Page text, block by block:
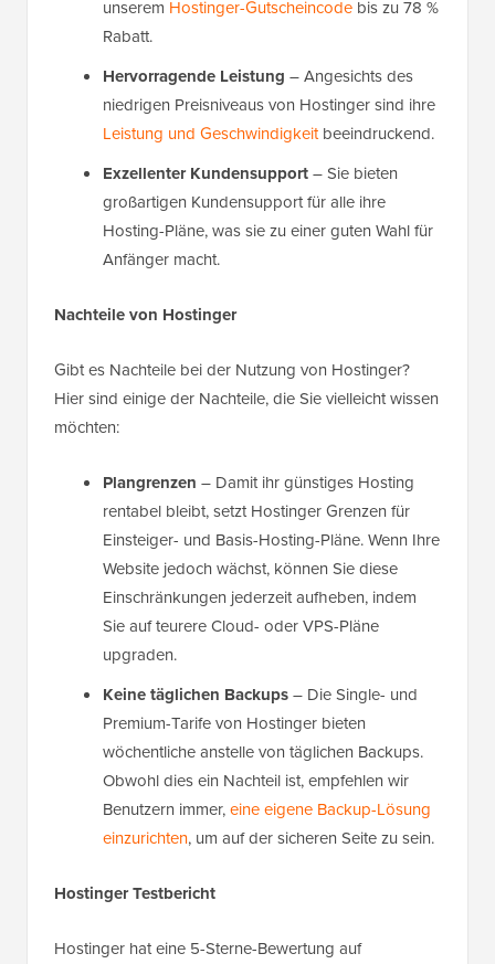
unserem Hostinger-Gutscheincode bis zu 78 %
Rabatt.
Hervorragende Leistung – Angesichts des
niedrigen Preisniveaus von Hostinger sind ihre
Leistung und Geschwindigkeitbeeindruckend.
Exzellenter Kundensupport– Sie bieten
großartigen Kundensupport für alle ihre
Hosting-Pläne, was sie zu einer guten Wahl für
Anfänger macht.
Nachteile von Hostinger
Gibt es Nachteile bei der Nutzung von Hostinger?
Hier sind einige der Nachteile, die Sie vielleicht wissen
möchten:
Plangrenzen – Damit ihr günstiges Hosting
rentabel bleibt, setzt Hostinger Grenzen für
Einsteiger- und Basis-Hosting-Pläne. Wenn Ihre
Website jedoch wächst, können Sie diese
Einschränkungen jederzeit aufheben, indem
Sie auf teurere Cloud- oder VPS-Pläne
upgraden.
Keine täglichen Backups– Die Single- und
Premium-Tarife von Hostinger bieten
wöchentliche anstelle von täglichen Backups.
Obwohl dies ein Nachteil ist, empfehlen wir
Benutzern immer,eine eigene Backup-Lösung
einzurichten, um auf der sicheren Seite zu sein.
Hostinger Testbericht
Hostinger hat eine 5-Sterne-Bewertung auf